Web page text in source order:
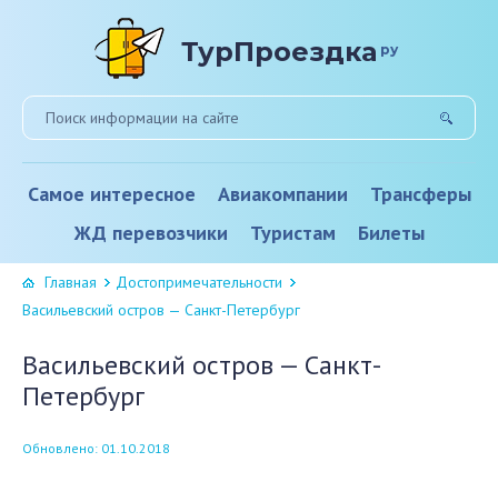
ТурПроездка ру
Самое интересное Авиакомпании
Трансферы
ЖД перевозчики
Туристам Билеты
Главная
Достопримечательности
Васильевский остров — Санкт-Петербург
Васильевский остров — Санкт-
Петербург
Обновлено: 01.10.2018